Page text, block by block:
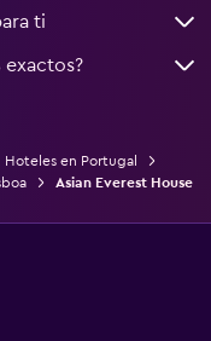
ti
exactos?
Hoteles en Portugal
Asian Everest House